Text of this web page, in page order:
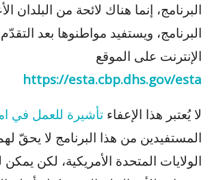
البرنامج، إنما هناك لائحة من البلدان
البرنامج، ويستفيد مواطنوها بعد
الإنترنت على الموقع
https://esta.cbp.dhs.gov/esta
لا يُعتبر هذا الإعفاء تأشيرة للعمل في
المستفيدين من هذا البرنامج لا يحقّ
الولايات المتحدة الأمريكية، لكن